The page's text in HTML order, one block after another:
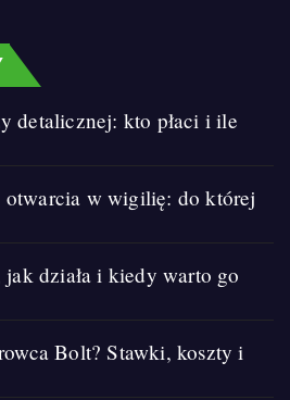
detalicznej: kto płaci i ile
otwarcia w wigilię: do której
działa i kiedy warto go
Bolt? Stawki, koszty i